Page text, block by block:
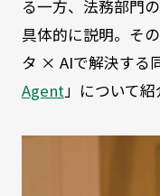
る一方、法務部門
具体的に説明。そ
タ × AIで解決する
Agent」について紹